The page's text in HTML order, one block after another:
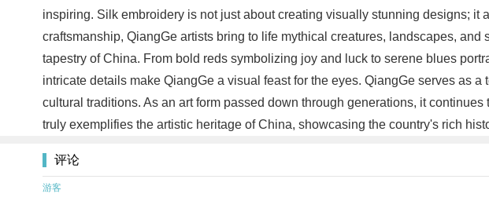
inspiring. Silk embroidery is not just about creating visually stunning designs;
craftsmanship, QiangGe artists bring to life mythical creatures, landscapes,
tapestry of China. From bold reds symbolizing joy and luck to serene blues
intricate details make QiangGe a visual feast for the eyes. QiangGe serves as
cultural traditions. As an art form passed down through generations, it
truly exemplifies the artistic heritage of China, showcasing the country's rich
评论
游客